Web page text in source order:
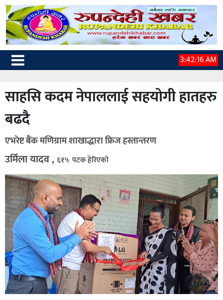
3:42:17 AM
साहसि कदम नेपाललाई सहयोगी हातहरु
बढदै
एभरेष्ट बैंक मणिग्राम शाखाद्धारा फ्रिज हस्तान्तरण
उर्मिला यादव , ६१५ पटक हेरिएको